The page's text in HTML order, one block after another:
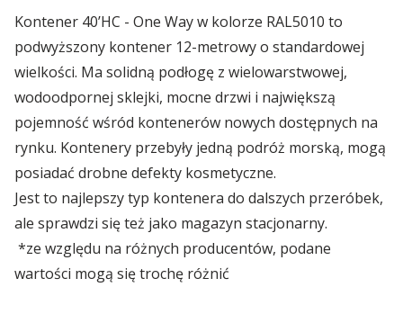
Od rozmowy do imperium – początki Omida Trade
Wietrzenie magazynów! Kontenery teraz w
Regulamin promocji „Summer Sale z Omida
Trade”
Omida Trade na targowym maratonie
Branża elektroniczna
Branża magazynowa
Branża self-storage
Branża spedycyjna
Branża wulkanizacyjna
Kontenery Białystok
Kontenery Bydgoszcz
Kontenery Gdańsk
Kontenery Katowice
Kontenery Kielce
Depoty
Współpraca
Dla Mediów
🇨🇳 中国人
Kontener 40’HC - One Way w kolorze RAL5010 to
podwyższony kontener 12-metrowy o standardowej
wielkości. Ma solidną podłogę z wielowarstwowej,
wodoodpornej sklejki, mocne drzwi i największą
pojemność wśród kontenerów nowych dostępnych na
rynku. Kontenery przebyły jedną podróż morską, mogą
posiadać drobne defekty kosmetyczne.
Jest to najlepszy typ kontenera do dalszych przeróbek,
ale sprawdzi się też jako magazyn stacjonarny.
*ze względu na różnych producentów, podane
wartości mogą się trochę różnić